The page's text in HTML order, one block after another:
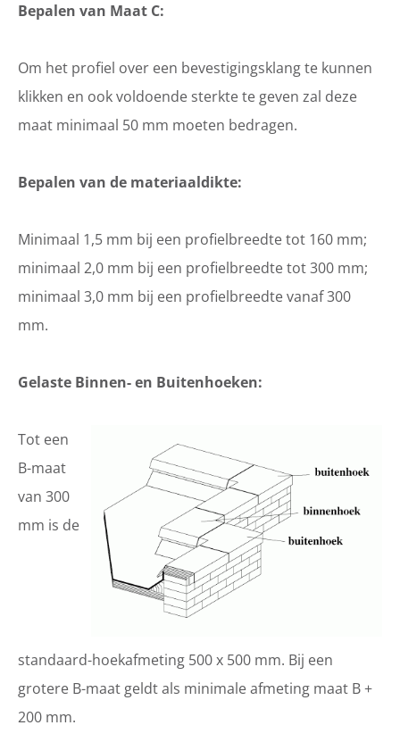
Bepalen van Maat C:
Om het profiel over een bevestigingsklang te kunnen
klikken en ook voldoende sterkte te geven zal deze
maat minimaal 50 mm moeten bedragen.
Bepalen van de materiaaldikte:
Minimaal 1,5 mm bij een profielbreedte tot 160 mm;
minimaal 2,0 mm bij een profielbreedte tot 300 mm;
minimaal 3,0 mm bij een profielbreedte vanaf 300
mm.
Gelaste Binnen- en Buitenhoeken:
Tot een
B-maat
van 300
mm is de
standaard-hoekafmeting 500 x 500 mm. Bij een
grotere B-maat geldt als minimale afmeting maat B +
200 mm.